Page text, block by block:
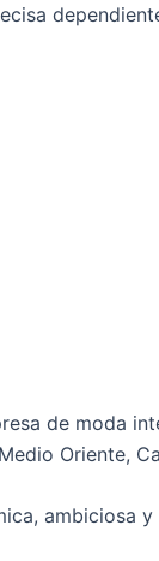
de moda
Oriente,
ambiciosa